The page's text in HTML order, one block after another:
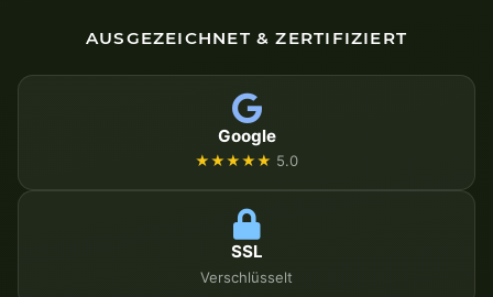
AUSGEZEICHNET & ZERTIFIZIERT
Google
★★★★★ 5.0
SSL
Verschlüsselt